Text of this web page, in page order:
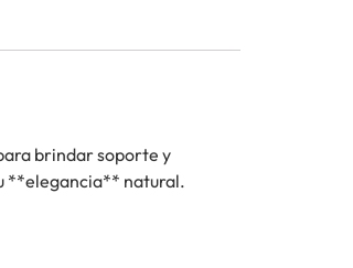
brindar soporte y
**elegancia** natural.